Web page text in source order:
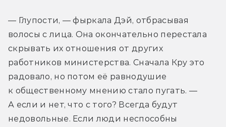
— Глупости, — фыркала Дэй, отбрасывая
волосы с лица. Она окончательно перестала
скрывать их отношения от других
работников министерства. Сначала Кру это
радовало, но потом её равнодушие
к общественному мнению стало пугать. —
А если и нет, что с того? Всегда будут
недовольные. Если люди неспособны